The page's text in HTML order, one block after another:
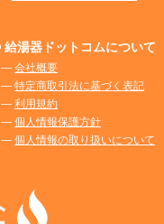
給湯器ドットコムについて
― 会社概要
― 特定商取引法に基づく表記
― 利用規約
― 個人情報保護方針
― 個人情報の取り扱いについて